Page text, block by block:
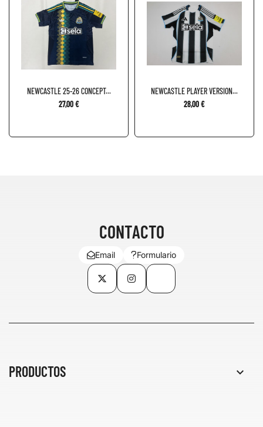
NEWCASTLE 25-26 CONCEPT...
27,00 €
NEWCASTLE PLAYER VERSION...
28,00 €
CONTACTO
Email Formulario
Twitter InstagramTikTok
PRODUCTOS 